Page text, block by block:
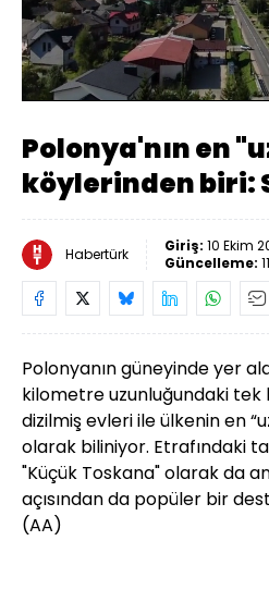
Sesi
Aç
Yüklendi:
14.50%
Polonya'nın en
köylerinden biri:
Habertürk Giriş: 10 Ekim
Güncelleme:
Polonyanın güneyinde yer
kilometre uzunluğundaki tek
dizilmiş evleri ile ülkenin en
olarak biliniyor. Etrafındaki
"Küçük Toskana" olarak da
açısından da popüler bir
(AA)